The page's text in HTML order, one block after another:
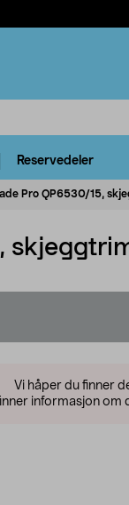
Reservedeler
Pro QP6530/15,
Vi håper du finner
informasjon